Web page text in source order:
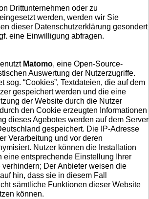
Drittunternehmen oder zu
werden, werden wir Sie
dieser Datenschutzerklärung gesondert
eine Einwilligung abfragen.
Matomo, eine Open-Source-
Auswertung der Nutzerzugriffe.
sog. “Cookies”, Textdateien, die auf dem
gespeichert werden und die eine
der Website durch die Nutzer
den Cookie erzeugten Informationen
dieses Agebotes werden auf dem Server
gespeichert. Die IP-Adresse
Verarbeitung und vor deren
Nutzer können die Installation
eine entsprechende Einstellung Ihrer
verhindern; Der Anbieter weisen die
hin, dass sie in diesem Fall
sämtliche Funktionen dieser Website
können.